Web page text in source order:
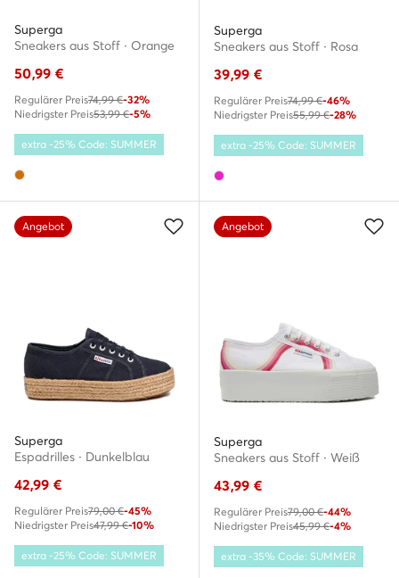
Superga
Sneakers aus Stoff · Orange
50,99 €
Regulärer Preis74,99 €-32%
Niedrigster Preis53,99 €-5%
extra -25% Code: SUMMER
Superga
Sneakers aus Stoff · Rosa
39,99 €
Regulärer Preis74,99 €-46%
Niedrigster Preis55,99 €-28%
extra -25% Code: SUMMER
Angebot
Superga
Espadrilles · Dunkelblau
42,99 €
Regulärer Preis79,00 €-45%
Niedrigster Preis47,99 €-10%
extra -25% Code: SUMMER
Angebot
Superga
Sneakers aus Stoff · Weiß
43,99 €
Regulärer Preis79,00 €-44%
Niedrigster Preis45,99 €-4%
extra -35% Code: SUMMER